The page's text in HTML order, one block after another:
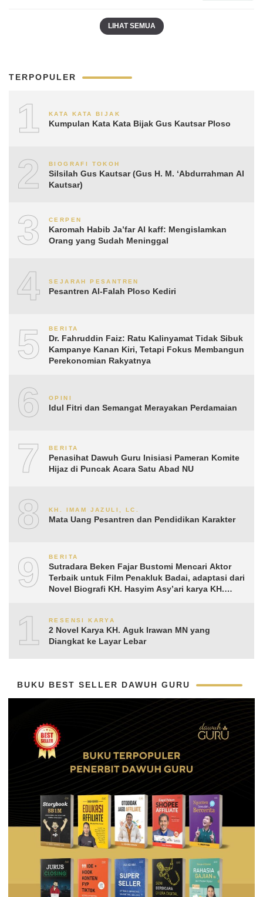
LIHAT SEMUA
TERPOPULER
1 KATA KATA BIJAK
Kumpulan Kata Kata Bijak Gus Kautsar Ploso
2 BIOGRAFI TOKOH
Silsilah Gus Kautsar (Gus H. M. ‘Abdurrahman Al
Kautsar)
3 CERPEN
Karomah Habib Ja’far Al kaff: Mengislamkan
Orang yang Sudah Meninggal
4 SEJARAH PESANTREN
Pesantren Al-Falah Ploso Kediri
5 BERITA
Dr. Fahruddin Faiz: Ratu Kalinyamat Tidak Sibuk
Kampanye Kanan Kiri, Tetapi Fokus Membangun
Perekonomian Rakyatnya
6 OPINI
Idul Fitri dan Semangat Merayakan Perdamaian
7 BERITA
Penasihat Dawuh Guru Inisiasi Pameran Komite
Hijaz di Puncak Acara Satu Abad NU
8 KH. IMAM JAZULI, LC.
Mata Uang Pesantren dan Pendidikan Karakter
9 BERITA
Sutradara Beken Fajar Bustomi Mencari Aktor
Terbaik untuk Film Penakluk Badai, adaptasi dari
Novel Biografi KH. Hasyim Asy’ari karya KH.
10RESENSI KARYA
2 Novel Karya KH. Aguk Irawan MN yang
Diangkat ke Layar Lebar
BUKU BEST SELLER DAWUH GURU